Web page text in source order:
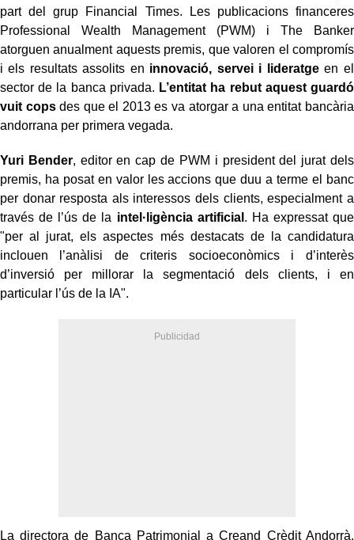
part del grup Financial Times. Les publicacions financeres
Professional Wealth Management (PWM) i The Banker
atorguen anualment aquests premis, que valoren el compromís
i els resultats assolits en innovació, servei i lideratgeen el
sector de la banca privada. L’entitat ha rebut aquest guardó
vuit copsdes que el 2013 es va atorgar a una entitat bancària
andorrana per primera vegada.
Yuri Bender, editor en cap de PWM i president del jurat dels
premis, ha posat en valor les accions que duu a terme el banc
per donar resposta als interessos dels clients, especialment a
través de l’ús de la intel·ligència artificial . Ha expressat que
"per al jurat, els aspectes més destacats de la candidatura
inclouen l’anàlisi de criteris socioeconòmics i d’interès
d’inversió per millorar la segmentació dels clients, i en
particular l’ús de la IA".
La directora de Banca Patrimonial a Creand Crèdit Andorrà,